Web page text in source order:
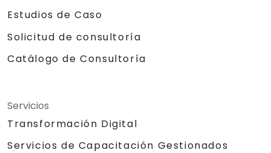
Estudios de Caso
Solicitud de consultoría
Catálogo de Consultoría
Servicios
Transformación Digital
Servicios de Capacitación Gestionados